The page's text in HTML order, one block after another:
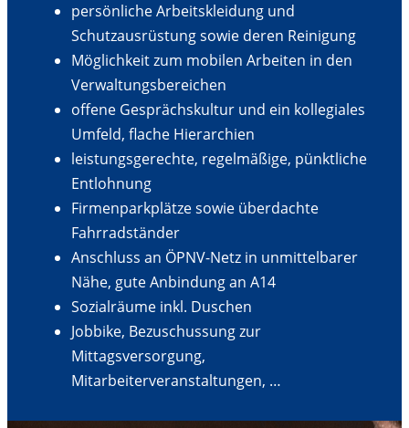
persönliche Arbeitskleidung und
Schutzausrüstung sowie deren Reinigung
Möglichkeit zum mobilen Arbeiten in den
Verwaltungsbereichen
offene Gesprächskultur und ein kollegiales
Umfeld, flache Hierarchien
leistungsgerechte, regelmäßige, pünktliche
Entlohnung
Firmenparkplätze sowie überdachte
Fahrradständer
Anschluss an ÖPNV-Netz in unmittelbarer
Nähe, gute Anbindung an A14
Sozialräume inkl. Duschen
Jobbike, Bezuschussung zur
Mittagsversorgung,
Mitarbeiterveranstaltungen, …